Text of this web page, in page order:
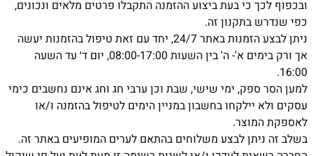
ובכפוף לכך כי בעת ביצוע ההזמנה התקבלו פרטים מלאים ונכונים,
כפי שנדרש בתקנון זה.
ניתן לבצע הזמנות באתר 24/7, יחד עם זאת טיפול בהזמנות יעשה
אך ורק בימים א'- ה' בין השעות 08:00-17:00, יום ד׳ עד השעה
16:00.
למען הסר ספק, ימי שישי, שבת וכן ערבי חג וחג אינם נחשבים כימי
עסקים ולא יילקחו בחשבון במניין הימים לטיפול בהזמנה ו/או
לאספקת המוצר.
בשלב זה ניתן לבצע משלוחים בהתאם לערים המופיעים באתר זה.